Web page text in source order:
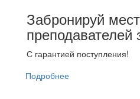
Забронируй
преподавателей
С гарантией поступления!
Подробнее